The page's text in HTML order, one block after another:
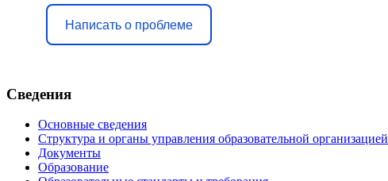
Написать о проблеме
Сведения
Основные сведения
Структура и органы управления образовательной организацией
Документы
Образование